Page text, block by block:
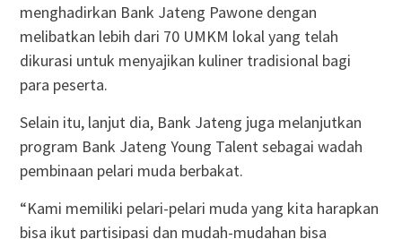
menghadirkan Bank Jateng Pawone dengan
melibatkan lebih dari 70 UMKM lokal yang telah
dikurasi untuk menyajikan kuliner tradisional bagi
para peserta.
Selain itu, lanjut dia, Bank Jateng juga melanjutkan
program Bank Jateng Young Talent sebagai wadah
pembinaan pelari muda berbakat.
“Kami memiliki pelari-pelari muda yang kita harapkan
bisa ikut partisipasi dan mudah-mudahan bisa